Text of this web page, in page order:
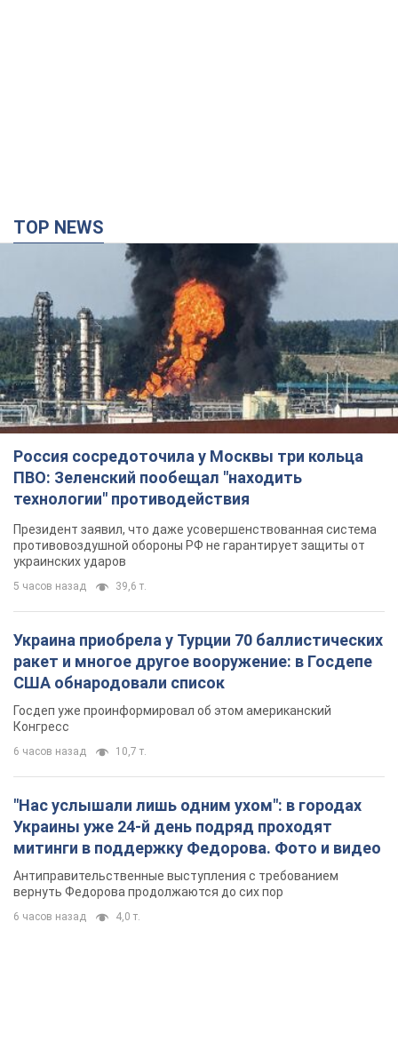
TOP NEWS
Россия сосредоточила у Москвы три кольца
ПВО: Зеленский пообещал "находить
технологии" противодействия
Президент заявил, что даже усовершенствованная система
противовоздушной обороны РФ не гарантирует защиты от
украинских ударов
5 часов назад 39,6 т.
Украина приобрела у Турции 70 баллистических
ракет и многое другое вооружение: в Госдепе
США обнародовали список
Госдеп уже проинформировал об этом американский
Конгресс
6 часов назад 10,7 т.
"Нас услышали лишь одним ухом": в городах
Украины уже 24-й день подряд проходят
митинги в поддержку Федорова. Фото и видео
Антиправительственные выступления с требованием
вернуть Федорова продолжаются до сих пор
6 часов назад 4,0 т.